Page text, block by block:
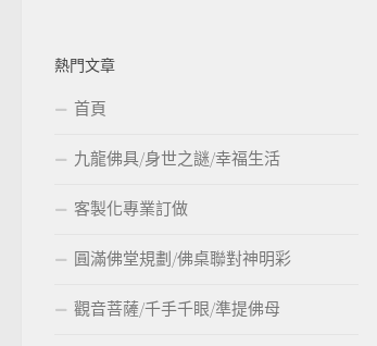
熱門文章
首頁
九龍佛具/身世之謎/幸福生活
客製化專業訂做
圓滿佛堂規劃/佛桌聯對神明彩
觀音菩薩/千手千眼/準提佛母